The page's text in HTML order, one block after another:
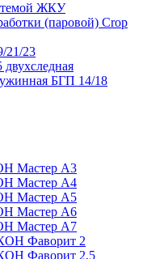
ЖКУ
(паровой) Crop
21/23
двухследная
БГП 14/18
Мастер А3
Мастер А4
Мастер А5
Мастер А6
Мастер А7
Фаворит 2
Фаворит 2,5